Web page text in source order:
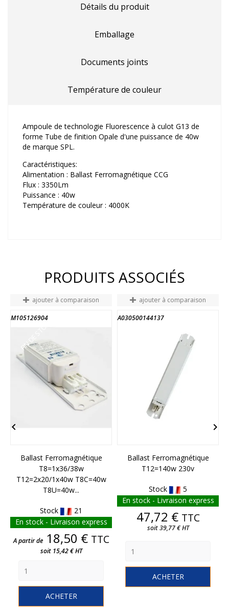
Détails du produit
Emballage
Documents joints
Température de couleur
Ampoule de technologie Fluorescence à culot G13 de
forme Tube de finition Opale d'une puissance de 40w
de marque SPL.
Caractéristiques:
Alimentation : Ballast Ferromagnétique CCG
Flux : 3350Lm
Puissance : 40w
Température de couleur : 4000K
PRODUITS ASSOCIÉS
ajouter à comparaison
M105126904
FIN DE STOCK
Ballast Ferromagnétique
T8=1x36/38w
T12=2x20/1x40w T8C=40w
T8U=40w...
Stock
21
En stock - Livraison express
Prix
A partir de 18,50 € TTC
soit 15,42 € HT
ACHETER
ajouter à comparaison
A030500144137
Ballast Ferromagnétique
T12=140w 230v
Stock
5
En stock - Livraison express
Prix
47,72 € TTC
soit 39,77 € HT
ACHETER
 